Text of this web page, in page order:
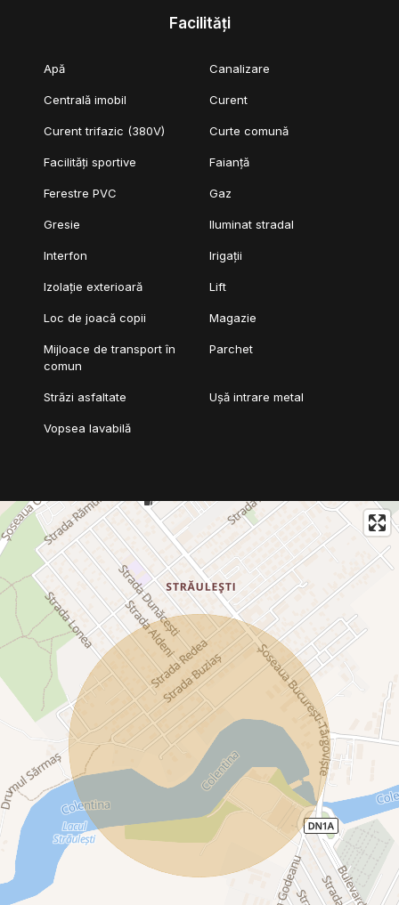
Facilități
Apă Canalizare
Centrală imobil Curent
Curent trifazic (380V) Curte comună
Facilități sportive Faianță
Ferestre PVC Gaz
Gresie Iluminat stradal
Interfon Irigații
Izolație exterioară Lift
Loc de joacă copii Magazie
Mijloace de transport în
comun
Parchet
Străzi asfaltate Ușă intrare metal
Vopsea lavabilă